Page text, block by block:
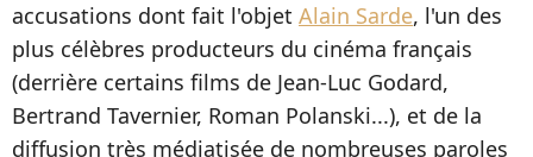
accusations dont fait l'objet Alain Sarde, l'un des
plus célèbres producteurs du cinéma français
(derrière certains films de Jean-Luc Godard,
Bertrand Tavernier, Roman Polanski...), et de la
diffusion très médiatisée de nombreuses paroles